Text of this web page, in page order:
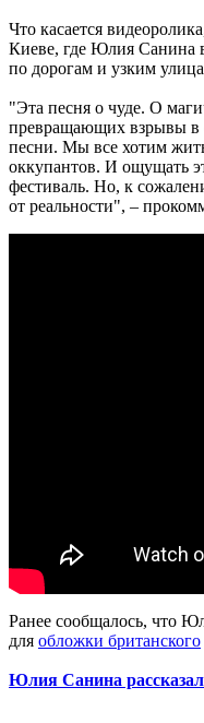
Что касается
Киеве, где Юлия Санина
по дорогам и узким
"Эта песня о чуде. О
превращающих взрывы в
песни. Мы все хотим
оккупантов. И ощущать
фестиваль. Но, к
от реальности", –
Ранее сообщалось, что
для обложки британского
Юлия Санина